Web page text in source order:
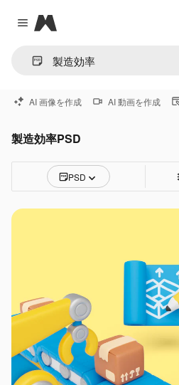
Close menu
Magnific
AI 画像を作成 AI 動画を作成
製造効率PSD
PSD